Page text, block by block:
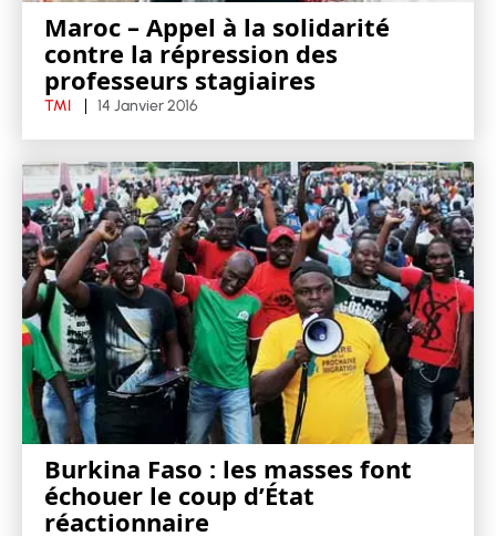
Maroc – Appel à la solidarité
contre la répression des
professeurs stagiaires
TMI 14 Janvier 2016
Burkina Faso : les masses font
échouer le coup d’État
réactionnaire